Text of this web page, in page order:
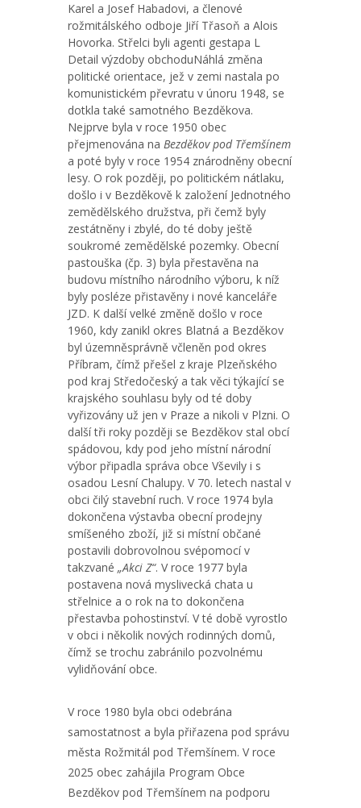
Karel a Josef Habadovi, a členové
rožmitálského odboje Jiří Třasoň a Alois
Hovorka. Střelci byli agenti gestapa L
Detail výzdoby obchoduNáhlá změna
politické orientace, jež v zemi nastala po
komunistickém převratu v únoru 1948, se
dotkla také samotného Bezděkova.
Nejprve byla v roce 1950 obec
přejmenována na Bezděkov pod Třemšínem
a poté byly v roce 1954 znárodněny obecní
lesy. O rok později, po politickém nátlaku,
došlo i v Bezděkově k založení Jednotného
zemědělského družstva, při čemž byly
zestátněny i zbylé, do té doby ještě
soukromé zemědělské pozemky. Obecní
pastouška (čp. 3) byla přestavěna na
budovu místního národního výboru, k níž
byly posléze přistavěny i nové kanceláře
JZD. K další velké změně došlo v roce
1960, kdy zanikl okres Blatná a Bezděkov
byl územněsprávně včleněn pod okres
Příbram, čímž přešel z kraje Plzeňského
pod kraj Středočeský a tak věci týkající se
krajského souhlasu byly od té doby
vyřizovány už jen v Praze a nikoli v Plzni. O
další tři roky později se Bezděkov stal obcí
spádovou, kdy pod jeho místní národní
výbor připadla správa obce Vševily i s
osadou Lesní Chalupy. V 70. letech nastal v
obci čilý stavební ruch. V roce 1974 byla
dokončena výstavba obecní prodejny
smíšeného zboží, již si místní občané
postavili dobrovolnou svépomocí v
takzvané „Akci Z“. V roce 1977 byla
postavena nová myslivecká chata u
střelnice a o rok na to dokončena
přestavba pohostinství. V té době vyrostlo
v obci i několik nových rodinných domů,
čímž se trochu zabránilo pozvolnému
vylidňování obce.
V roce 1980 byla obci odebrána
samostatnost a byla přiřazena pod správu
města Rožmitál pod Třemšínem. V roce
2025 obec zahájila Program Obce
Bezděkov pod Třemšínem na podporu